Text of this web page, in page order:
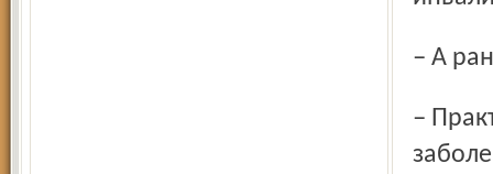
– А
– Практически нет. Сейчас же буквально всплеск этого